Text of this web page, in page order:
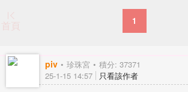
首頁 1
piv 珍珠宮 積分: 37371
25-1-15 14:57 只看該作者